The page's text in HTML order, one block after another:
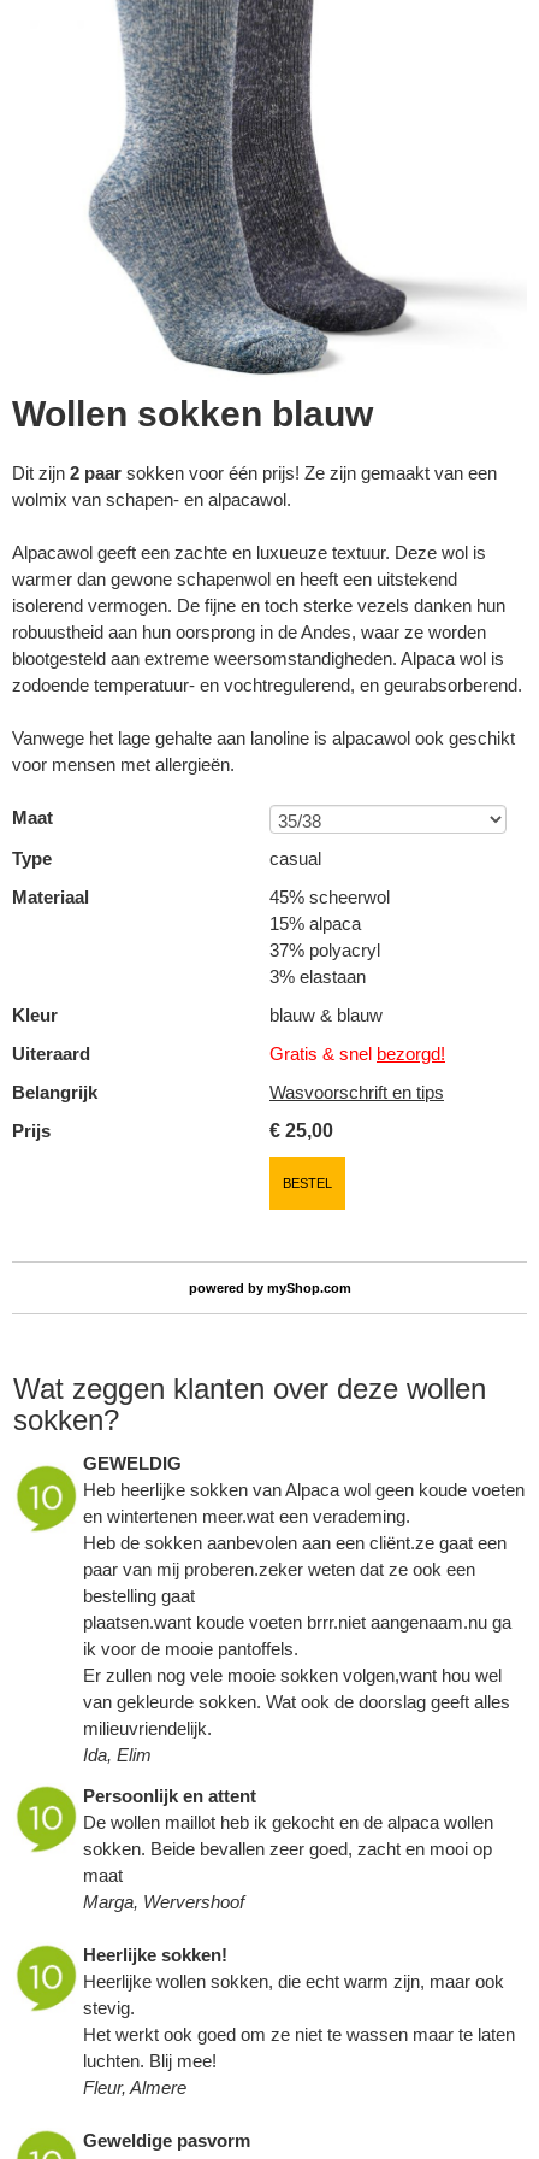
Wollen sokken blauw
Dit zijn 2 paar sokken voor één prijs! Ze zijn gemaakt van een
wolmix van schapen- en alpacawol.
Alpacawol geeft een zachte en luxueuze textuur. Deze wol is
warmer dan gewone schapenwol en heeft een uitstekend
isolerend vermogen. De fijne en toch sterke vezels danken hun
robuustheid aan hun oorsprong in de Andes, waar ze worden
blootgesteld aan extreme weersomstandigheden. Alpaca wol is
zodoende temperatuur- en vochtregulerend, en geurabsorberend.
Vanwege het lage gehalte aan lanoline is alpacawol ook geschikt
voor mensen met allergieën.
Maat
Type
casual
Materiaal
45% scheerwol
15% alpaca
37% polyacryl
3% elastaan
Kleur
blauw & blauw
Uiteraard
Gratis & snel bezorgd!
Belangrijk
Wasvoorschrift en tips
Prijs
€ 25,00
BESTEL
powered by myShop.com
Wat zeggen klanten over deze wollen
sokken?
GEWELDIG
Heb heerlijke sokken van Alpaca wol geen koude voeten
en wintertenen meer.wat een verademing.
Heb de sokken aanbevolen aan een cliënt.ze gaat een
paar van mij proberen.zeker weten dat ze ook een
bestelling gaat
plaatsen.want koude voeten brrr.niet aangenaam.nu ga
ik voor de mooie pantoffels.
Er zullen nog vele mooie sokken volgen,want hou wel
van gekleurde sokken. Wat ook de doorslag geeft alles
milieuvriendelijk.
Ida, Elim
Persoonlijk en attent
De wollen maillot heb ik gekocht en de alpaca wollen
sokken. Beide bevallen zeer goed, zacht en mooi op
maat
Marga, Wervershoof
Heerlijke sokken!
Heerlijke wollen sokken, die echt warm zijn, maar ook
stevig.
Het werkt ook goed om ze niet te wassen maar te laten
luchten. Blij mee!
Fleur, Almere
Geweldige pasvorm